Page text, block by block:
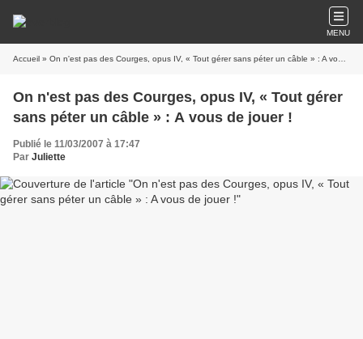
MENU
Accueil » On n'est pas des Courges, opus IV, « Tout gérer sans péter un câble » : A vous de jouer !
On n'est pas des Courges, opus IV, « Tout gérer
sans péter un câble » : A vous de jouer !
Publié le 11/03/2007 à 17:47
Par Juliette